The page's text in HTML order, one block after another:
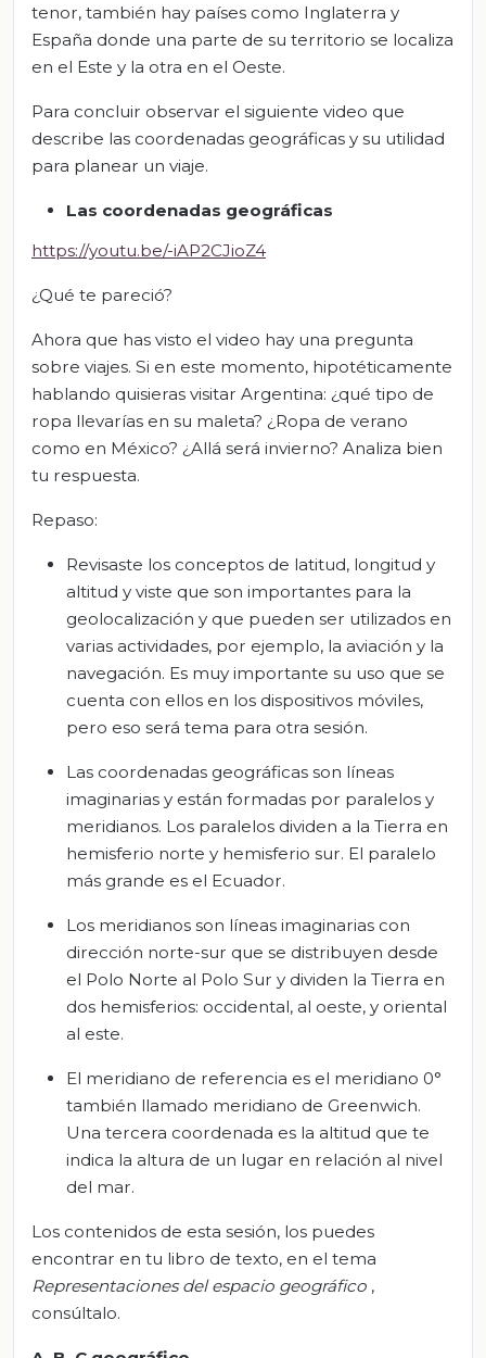
tenor, también hay países como Inglaterra y
España donde una parte de su territorio se localiza
en el Este y la otra en el Oeste.
Para concluir observar el siguiente video que
describe las coordenadas geográficas y su utilidad
para planear un viaje.
Las coordenadas geográficas
https://youtu.be/-iAP2CJioZ4
¿Qué te pareció?
Ahora que has visto el video hay una pregunta
sobre viajes. Si en este momento, hipotéticamente
hablando quisieras visitar Argentina: ¿qué tipo de
ropa llevarías en su maleta? ¿Ropa de verano
como en México? ¿Allá será invierno? Analiza bien
tu respuesta.
Repaso:
Revisaste los conceptos de latitud, longitud y
altitud y viste que son importantes para la
geolocalización y que pueden ser utilizados en
varias actividades, por ejemplo, la aviación y la
navegación. Es muy importante su uso que se
cuenta con ellos en los dispositivos móviles,
pero eso será tema para otra sesión.
Las coordenadas geográficas son líneas
imaginarias y están formadas por paralelos y
meridianos. Los paralelos dividen a la Tierra en
hemisferio norte y hemisferio sur. El paralelo
más grande es el Ecuador.
Los meridianos son líneas imaginarias con
dirección norte-sur que se distribuyen desde
el Polo Norte al Polo Sur y dividen la Tierra en
dos hemisferios: occidental, al oeste, y oriental
al este.
El meridiano de referencia es el meridiano 0°
también llamado meridiano de Greenwich.
Una tercera coordenada es la altitud que te
indica la altura de un lugar en relación al nivel
del mar.
Los contenidos de esta sesión, los puedes
encontrar en tu libro de texto, en el tema
Representaciones del espacio geográfico ,
consúltalo.